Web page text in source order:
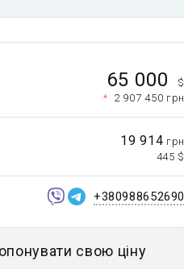
65 000
$
* 2 907 450 грн
19 914 грн
445 $
+380988652690
свою ціну